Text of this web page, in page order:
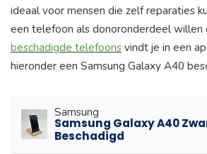
ideaal voor mensen die zelf reparaties
een telefoon als donoronderdeel willen
beschadigde telefoonsvindt je in een
hieronder een Samsung Galaxy A40
Samsung
Samsung Galaxy A40
Beschadigd